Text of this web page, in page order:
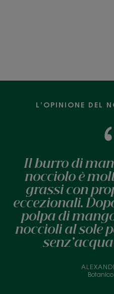
L’OPINIONE DEL
Il burro di
nocciolo è
grassi con
eccezionali.
polpa di
noccioli al sole